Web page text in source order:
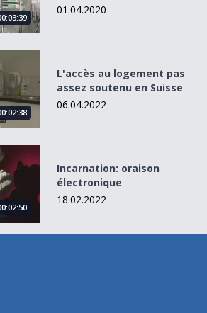
01.04.2020
pas assez soutenu en Suisse
L'accès au logement pas
assez soutenu en Suisse
06.04.2022
électronique
Incarnation: oraison
électronique
18.02.2022